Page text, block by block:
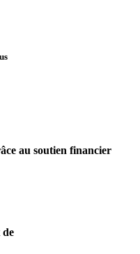
au soutien financier